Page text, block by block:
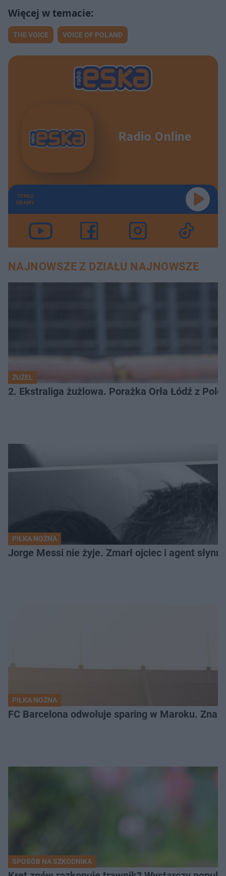
THE VOICE VOICE OF POLAND
Radio Online
TERAZ
GRAMY
NAJNOWSZE Z DZIAŁU NAJNOWSZE
ŻUŻEL
2. Ekstraliga żużlowa. Porażka Orła Łódź z
PIŁKA NOŻNA
Jorge Messi nie żyje. Zmarł ojciec i agent
PIŁKA NOŻNA
FC Barcelona odwołuje sparing w Maroku.
SPOSÓB NA SZKODNIKA